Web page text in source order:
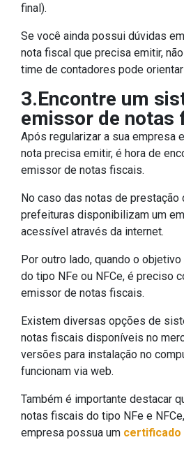
final).
Se você ainda possui dúvidas
nota fiscal que precisa emitir,
time de contadores pode
3.Encontre um
emissor de notas
Após regularizar a sua empresa
nota precisa emitir, é hora de
emissor de notas fiscais.
No caso das notas de prestação
prefeituras disponibilizam um
acessível através da internet.
Por outro lado, quando o
do tipo NFe ou NFCe, é preciso
emissor de notas fiscais.
Existem diversas opções de
notas fiscais disponíveis no
versões para instalação no
funcionam via web.
Também é importante destacar
notas fiscais do tipo NFe e
empresa possua um certificado